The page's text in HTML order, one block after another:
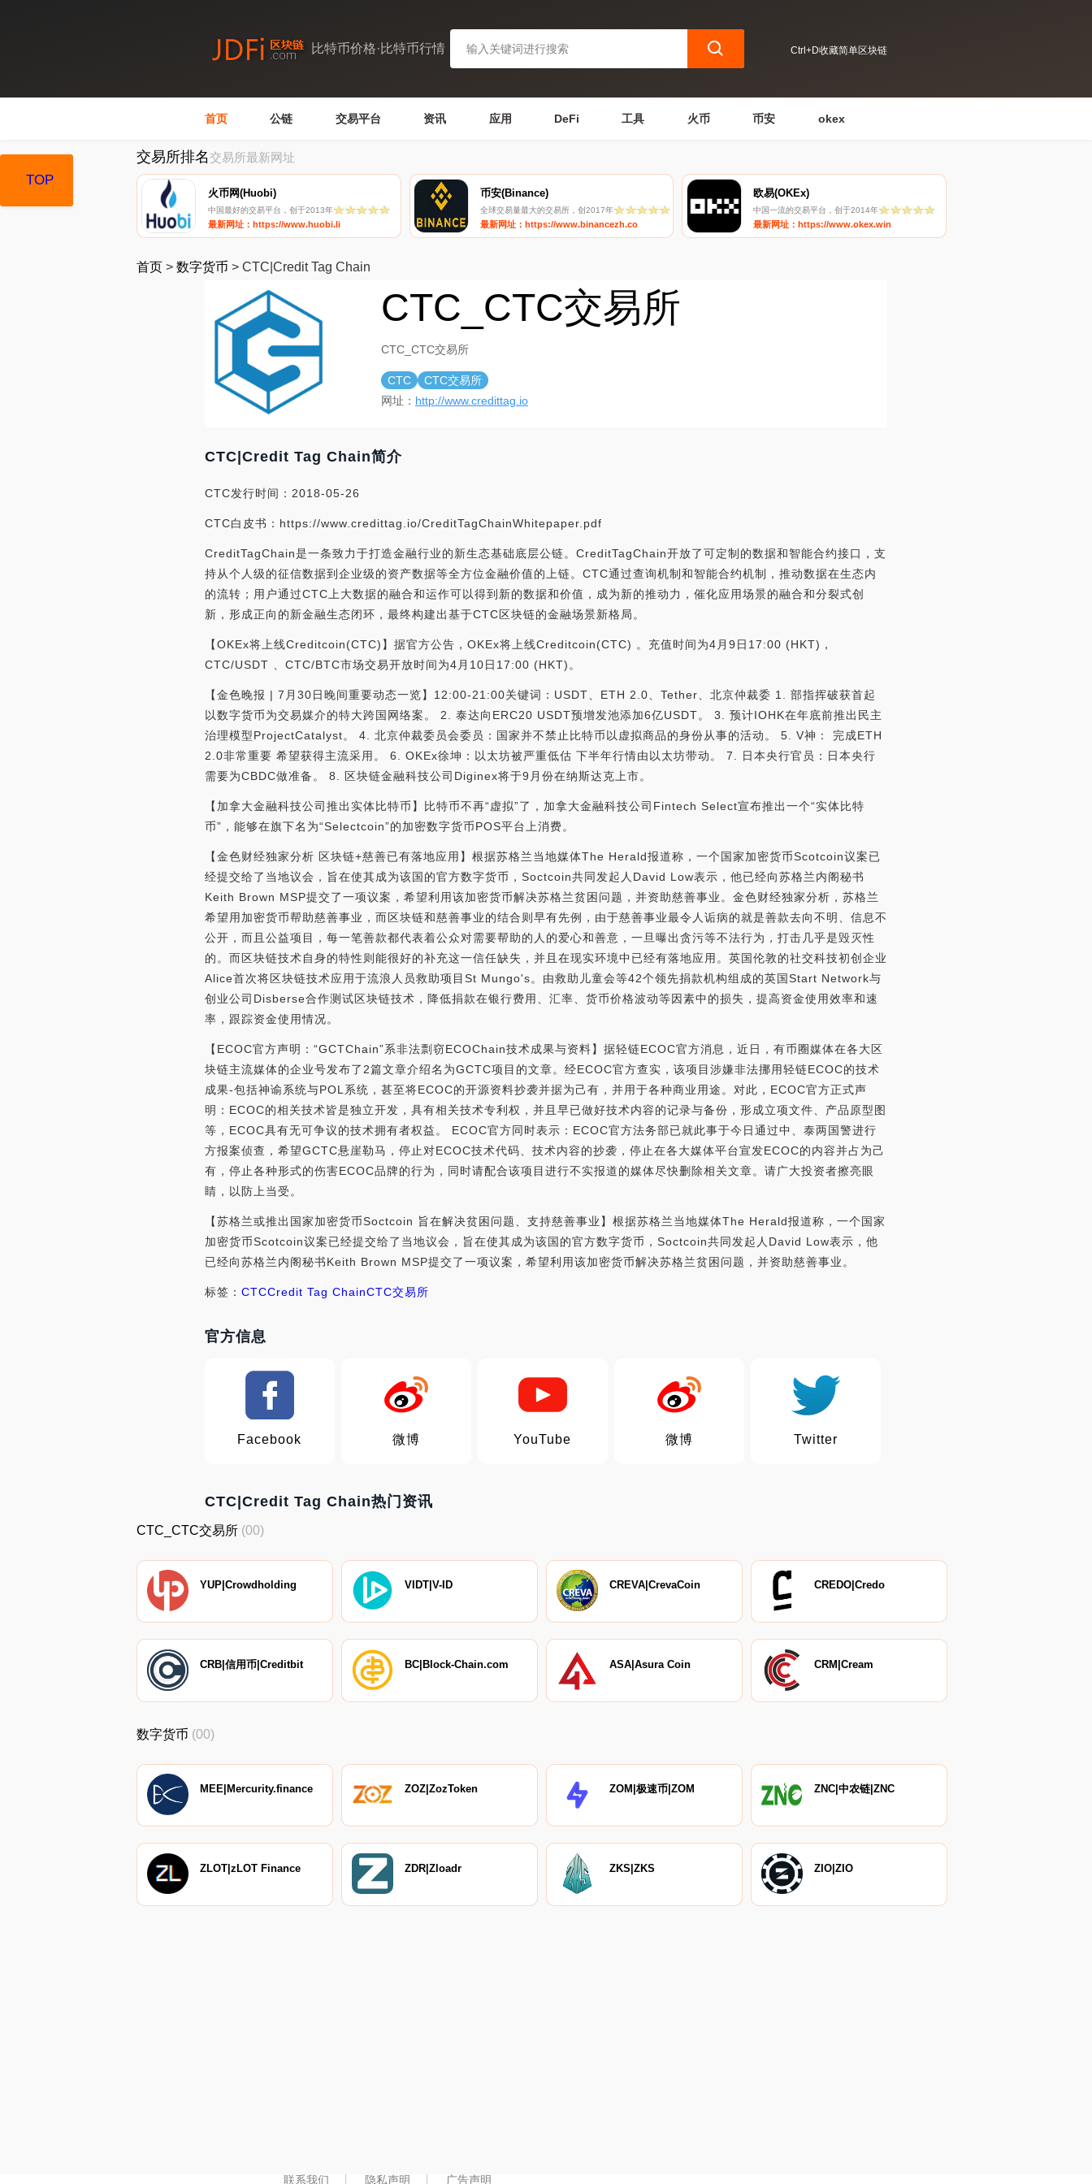
比特币价格·比特币行情 Ctrl+D收藏简单区块链
首页 公链 交易平台 资讯 应用 DeFi 工具 火币 币安 okex
交易所排名交易所最新网址
火币网(Huobi)
中国最好的交易平台，创于2013年
最新网址：https://www.huobi.li
币安(Binance)
全球交易量最大的交易所，创2017年
最新网址：https://www.binancezh.co
欧易(OKEx)
中国一流的交易平台，创于2014年
最新网址：https://www.okex.win
首页 > 数字货币 > CTC|Credit Tag Chain
CTC_CTC交易所
CTC_CTC交易所
CTC
CTC交易所
网址： http://www.credittag.io
CTC|Credit Tag Chain简介
CTC发行时间：2018-05-26
CTC白皮书：https://www.credittag.io/CreditTagChainWhitepaper.pdf
CreditTagChain是一条致力于打造金融行业的新生态基础底层公链。CreditTagChain开放了可定制的数据和智能合约接口，支
持从个人级的征信数据到企业级的资产数据等全方位金融价值的上链。CTC通过查询机制和智能合约机制，推动数据在生态内
的流转；用户通过CTC上大数据的融合和运作可以得到新的数据和价值，成为新的推动力，催化应用场景的融合和分裂式创
新，形成正向的新金融生态闭环，最终构建出基于CTC区块链的金融场景新格局。
【OKEx将上线Creditcoin(CTC)】据官方公告，OKEx将上线Creditcoin(CTC) 。充值时间为4月9日17:00 (HKT)，
CTC/USDT 、CTC/BTC市场交易开放时间为4月10日17:00 (HKT)。
【金色晚报 | 7月30日晚间重要动态一览】12:00-21:00关键词：USDT、ETH 2.0、Tether、北京仲裁委 1. 部指挥破获首起
以数字货币为交易媒介的特大跨国网络案。 2. 泰达向ERC20 USDT预增发池添加6亿USDT。 3. 预计IOHK在年底前推出民主
治理模型ProjectCatalyst。 4. 北京仲裁委员会委员：国家并不禁止比特币以虚拟商品的身份从事的活动。 5. V神： 完成ETH
2.0非常重要 希望获得主流采用。 6. OKEx徐坤：以太坊被严重低估 下半年行情由以太坊带动。 7. 日本央行官员：日本央行
需要为CBDC做准备。 8. 区块链金融科技公司Diginex将于9月份在纳斯达克上市。
【加拿大金融科技公司推出实体比特币】比特币不再“虚拟”了，加拿大金融科技公司Fintech Select宣布推出一个“实体比特
币”，能够在旗下名为“Selectcoin”的加密数字货币POS平台上消费。
【金色财经独家分析 区块链+慈善已有落地应用】根据苏格兰当地媒体The Herald报道称，一个国家加密货币Scotcoin议案已
经提交给了当地议会，旨在使其成为该国的官方数字货币，Soctcoin共同发起人David Low表示，他已经向苏格兰内阁秘书
Keith Brown MSP提交了一项议案，希望利用该加密货币解决苏格兰贫困问题，并资助慈善事业。金色财经独家分析，苏格兰
希望用加密货币帮助慈善事业，而区块链和慈善事业的结合则早有先例，由于慈善事业最令人诟病的就是善款去向不明、信息不
公开，而且公益项目，每一笔善款都代表着公众对需要帮助的人的爱心和善意，一旦曝出贪污等不法行为，打击几乎是毁灭性
的。而区块链技术自身的特性则能很好的补充这一信任缺失，并且在现实环境中已经有落地应用。英国伦敦的社交科技初创企业
Alice首次将区块链技术应用于流浪人员救助项目St Mungo's。由救助儿童会等42个领先捐款机构组成的英国Start Network与
创业公司Disberse合作测试区块链技术，降低捐款在银行费用、汇率、货币价格波动等因素中的损失，提高资金使用效率和速
率，跟踪资金使用情况。
【ECOC官方声明：“GCTChain”系非法剽窃ECOChain技术成果与资料】据轻链ECOC官方消息，近日，有币圈媒体在各大区
块链主流媒体的企业号发布了2篇文章介绍名为GCTC项目的文章。经ECOC官方查实，该项目涉嫌非法挪用轻链ECOC的技术
成果-包括神谕系统与POL系统，甚至将ECOC的开源资料抄袭并据为己有，并用于各种商业用途。对此，ECOC官方正式声
明：ECOC的相关技术皆是独立开发，具有相关技术专利权，并且早已做好技术内容的记录与备份，形成立项文件、产品原型图
等，ECOC具有无可争议的技术拥有者权益。 ECOC官方同时表示：ECOC官方法务部已就此事于今日通过中、泰两国警进行
方报案侦查，希望GCTC悬崖勒马，停止对ECOC技术代码、技术内容的抄袭，停止在各大媒体平台宣发ECOC的内容并占为己
有，停止各种形式的伤害ECOC品牌的行为，同时请配合该项目进行不实报道的媒体尽快删除相关文章。请广大投资者擦亮眼
睛，以防上当受。
【苏格兰或推出国家加密货币Soctcoin 旨在解决贫困问题、支持慈善事业】根据苏格兰当地媒体The Herald报道称，一个国家
加密货币Scotcoin议案已经提交给了当地议会，旨在使其成为该国的官方数字货币，Soctcoin共同发起人David Low表示，他
已经向苏格兰内阁秘书Keith Brown MSP提交了一项议案，希望利用该加密货币解决苏格兰贫困问题，并资助慈善事业。
标签： CTCCredit Tag ChainCTC交易所
官方信息
Facebook 微博 YouTube 微博 Twitter
CTC|Credit Tag Chain热门资讯
TOP
CTC_CTC交易所 (00)
YUP|Crowdholding VIDT|V-ID CREVA|CrevaCoin CREDO|Credo
CRB|信用币|Creditbit BC|Block-Chain.com ASA|Asura Coin CRM|Cream
TOP
数字货币 (00)
MEE|Mercurity.finance ZOZ|ZozToken ZOM|极速币|ZOM ZNC|中农链|ZNC
ZLOT|zLOT Finance ZDR|Zloadr ZKS|ZKS ZIO|ZIO
联系我们 隐私声明 广告声明